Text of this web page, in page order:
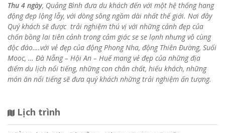
Thu 4 ngày, Quảng Bình đưa du khách đến với một hệ thống hang
động đẹp lộng lẫy, với dòng sông ngầm dài nhất thế giới. Nơi đây
Quý khách sẽ được trải nghiệm thú vị với những cảnh đẹp của
chốn bồng lai tiên cảnh trong cảm giác se se lạnh nhưng vô cùng
độc đáo….với vẻ đẹp của động Phong Nha, động Thiên Đường, Suối
Mooc, … Đà Nẵng – Hội An – Huế mang vẻ đẹp của những địa
điểm du lịch nổi tiếng, những con chân chất, hiếu khách, những
món ăn nổi tiếng sẽ đưa quý khách những trải nghiệm ấn tượng.
Lịch trình